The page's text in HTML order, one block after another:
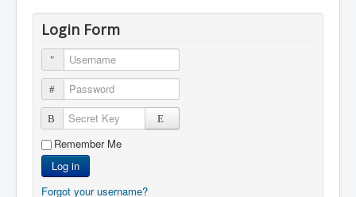
Login Form
Username
Password
Secret Key
Remember Me
Log in
Forgot your username?